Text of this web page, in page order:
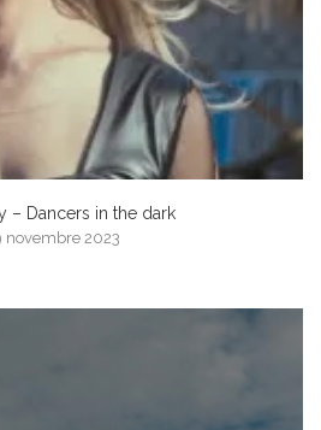
– Dancers in the dark
novembre 2023